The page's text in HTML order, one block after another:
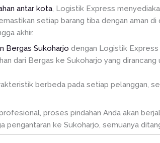
antar kota , Logistik Express
setiap barang tiba dengan aman di
akhir.
Bergas Sukoharjo dengan Logistik Express
dari Bergas ke Sukoharjo yang
berbeda pada setiap pelanggan,
proses pindahan Anda akan
pengantaran ke Sukoharjo, semuanya